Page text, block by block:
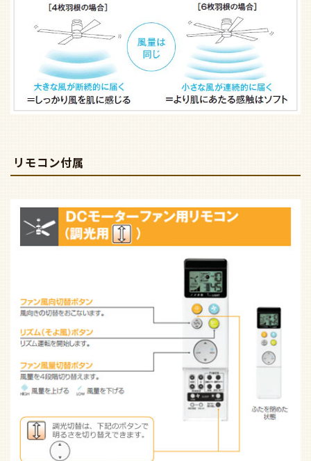
リモコン付属